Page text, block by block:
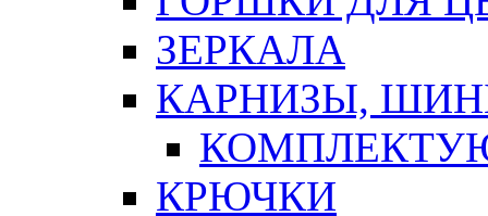
ЗЕРКАЛА
КАРНИЗЫ,
КРЮЧКИ